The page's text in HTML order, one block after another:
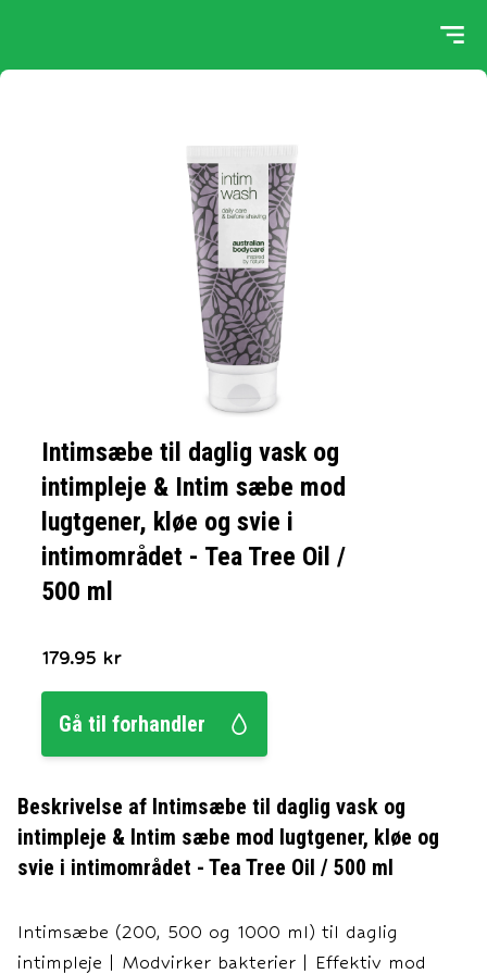
Intimsæbe til daglig vask og
intimpleje & Intim sæbe mod
lugtgener, kløe og svie i
intimområdet - Tea Tree Oil /
500 ml
179.95 kr
Gå til forhandler
Beskrivelse af Intimsæbe til daglig vask og
intimpleje & Intim sæbe mod lugtgener, kløe og
svie i intimområdet - Tea Tree Oil / 500 ml
Intimsæbe (200, 500 og 1000 ml) til daglig
intimpleje | Modvirker bakterier | Effektiv mod